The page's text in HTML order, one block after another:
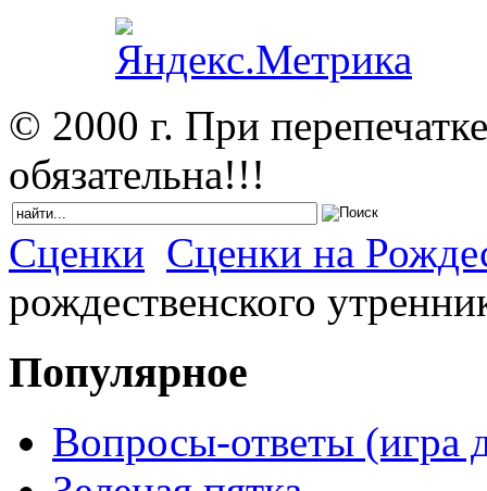
© 2000 г. При
обязательна!!!
Сценки Сценки на
рождественского
Популярное
Вопросы-ответы (игра